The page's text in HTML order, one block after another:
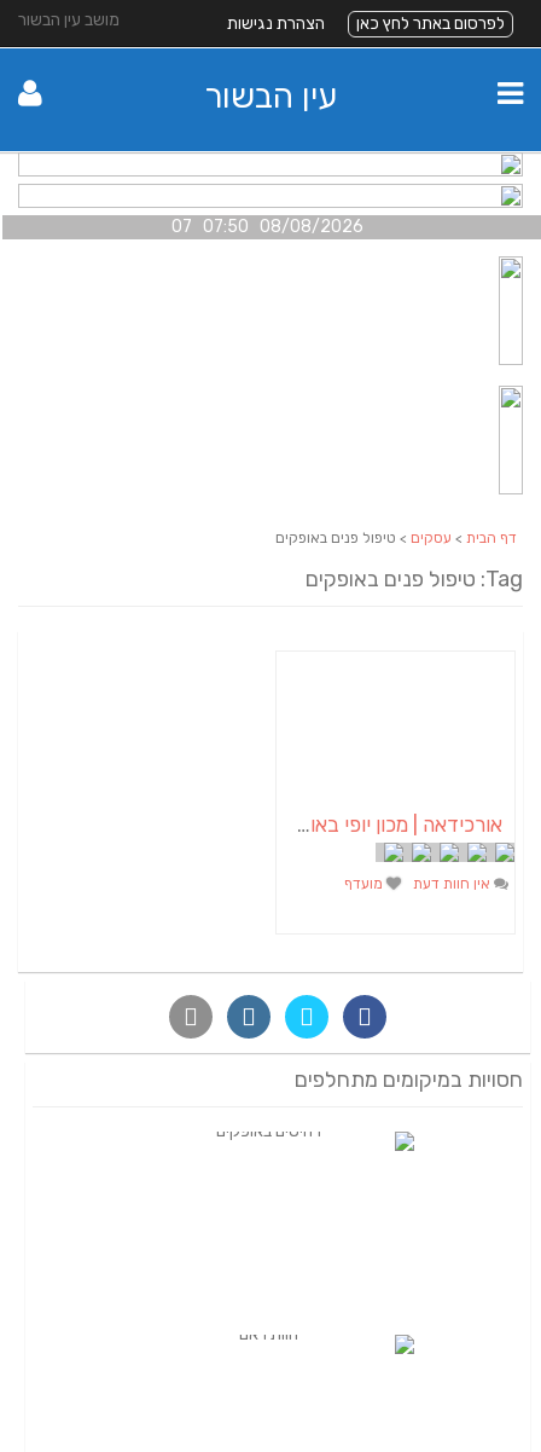
מושב עין הבשור לפרסום באתר לחץ כאן הצהרת נגישות
עין הבשור
08/08/2026 07:50 07
דף הבית > עסקים > טיפול פנים באופקים
Tag: טיפול פנים באופקים
אורכידאה | מכון יופי באופקים
אין חוות דעת מועדף
חסויות במיקומים מתחלפים